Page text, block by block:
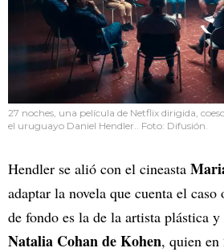
27 noches, una película de Netflix dirigida,
el uruguayo Daniel Hendler.. Foto: Difusión.
Hendler se alió con el cineasta
adaptar la novela que cuenta el
de fondo es la de la artista plástica
Natalia Cohan de Kohen, quien en